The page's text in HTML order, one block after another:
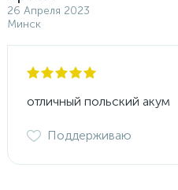
26 Апреля 2023
Минск
отличный польский акум
Поддерживаю